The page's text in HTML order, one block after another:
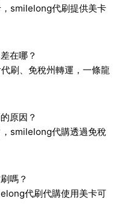
smilelong代刷提供美卡
在哪？
刷、免稅州轉運，一條龍
原因？
smilelong代購透過免稅
嗎？
代刷代購使用美卡可